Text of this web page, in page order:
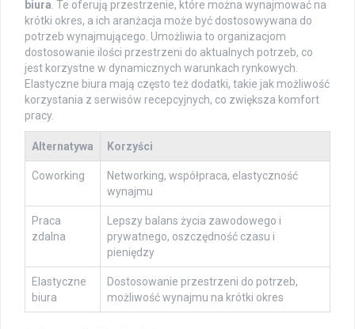
biura . Te oferują przestrzenie, które można wynajmować na
krótki okres, a ich aranżacja może być dostosowywana do
potrzeb wynajmującego. Umożliwia to organizacjom
dostosowanie ilości przestrzeni do aktualnych potrzeb, co
jest korzystne w dynamicznych warunkach rynkowych.
Elastyczne biura mają często też dodatki, takie jak możliwość
korzystania z serwisów recepcyjnych, co zwiększa komfort
pracy.
Alternatywa Korzyści
Coworking
Networking, współpraca, elastyczność
wynajmu
Praca
zdalna
Lepszy balans życia zawodowego i
prywatnego, oszczędność czasu i
pieniędzy
Elastyczne
biura
Dostosowanie przestrzeni do potrzeb,
możliwość wynajmu na krótki okres